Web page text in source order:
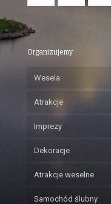
Organizujemy
Wesela
Atrakcje
Imprezy
Dekoracje
Atrakcje weselne
Samochód ślubny